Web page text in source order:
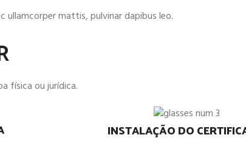
mattis, pulvinar dapibus leo.
física ou jurídica.
INSTALAÇÃO DO